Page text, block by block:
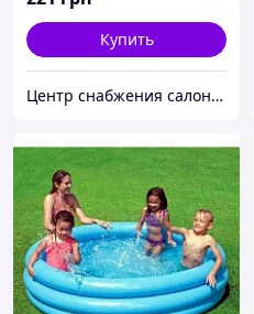
Купить
Центр снабжения салонов красоты DenIC